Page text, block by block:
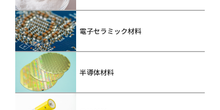
電子セラミック材料
半導体材料